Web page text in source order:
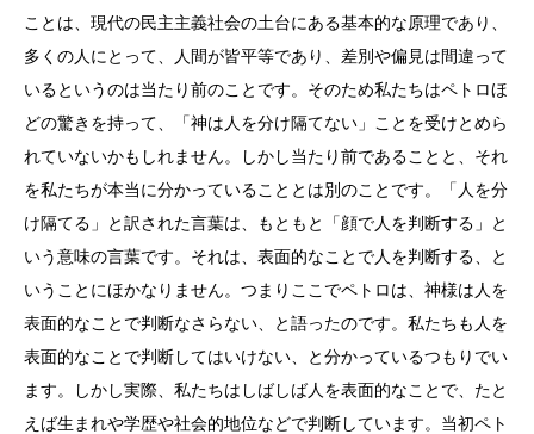
ことは、現代の民主主義社会の土台にある基本的な原理であり、
多くの人にとって、人間が皆平等であり、差別や偏見は間違って
いるというのは当たり前のことです。そのため私たちはペトロほ
どの驚きを持って、「神は人を分け隔てない」ことを受けとめら
れていないかもしれません。しかし当たり前であることと、それ
を私たちが本当に分かっていることとは別のことです。「人を分
け隔てる」と訳された言葉は、もともと「顔で人を判断する」と
いう意味の言葉です。それは、表面的なことで人を判断する、と
いうことにほかなりません。つまりここでペトロは、神様は人を
表面的なことで判断なさらない、と語ったのです。私たちも人を
表面的なことで判断してはいけない、と分かっているつもりでい
ます。しかし実際、私たちはしばしば人を表面的なことで、たと
えば生まれや学歴や社会的地位などで判断しています。当初ペト